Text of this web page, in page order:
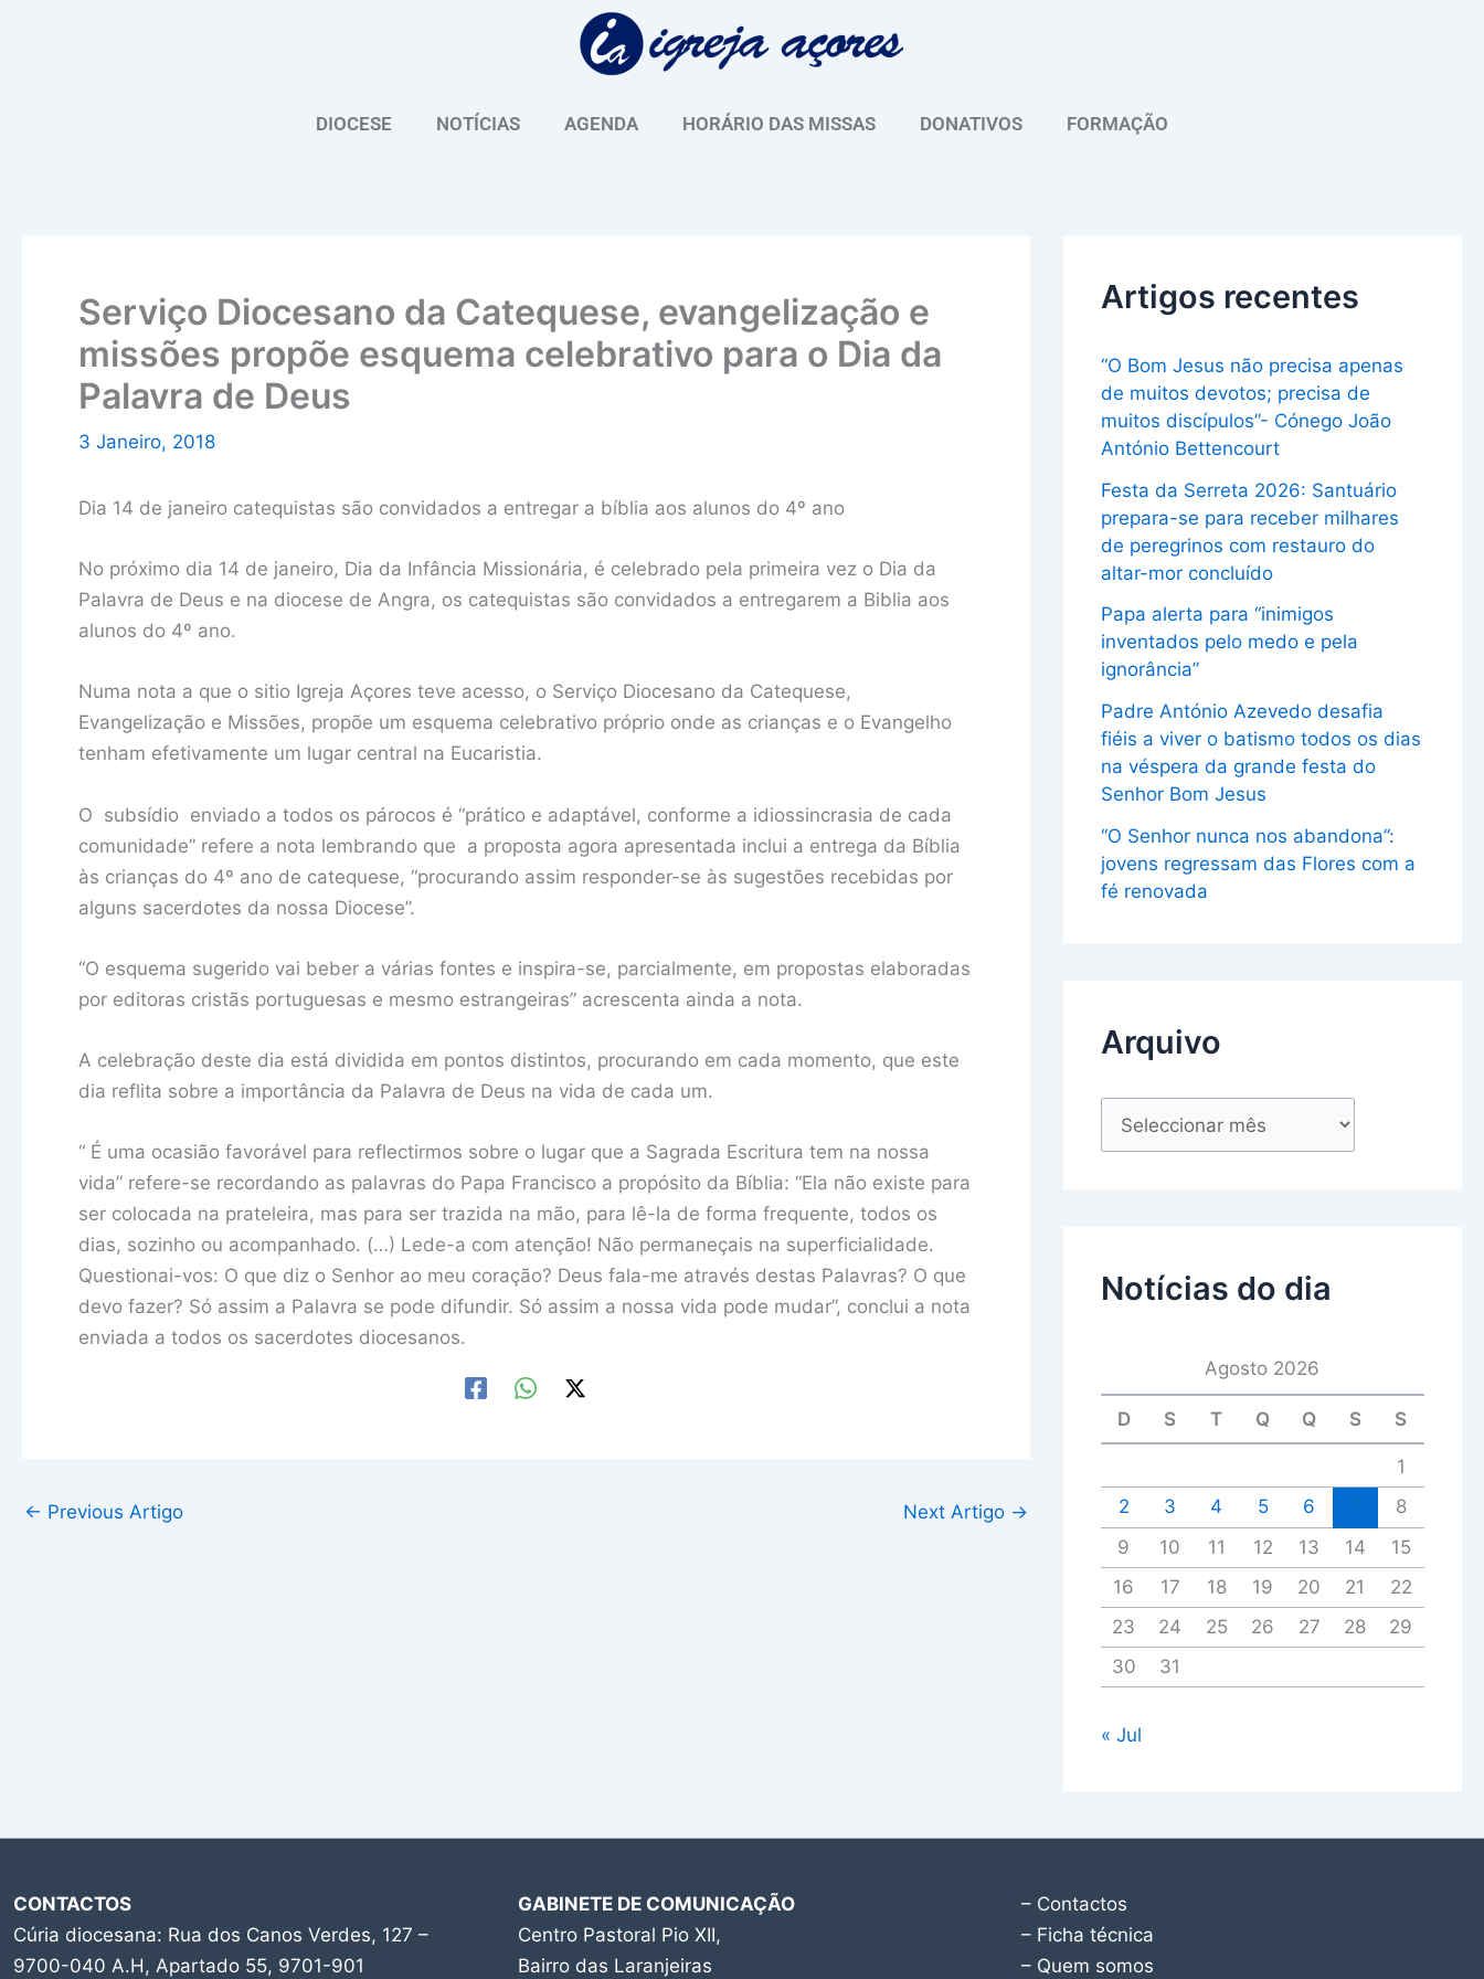
DIOCESE NOTÍCIAS AGENDA HORÁRIO DAS MISSAS DONATIVOS FORMAÇÃO
Serviço Diocesano da Catequese, evangelização e
missões propõe esquema celebrativo para o Dia da
Palavra de Deus
3 Janeiro, 2018
Dia 14 de janeiro catequistas são convidados a entregar a bíblia aos alunos do 4º ano
No próximo dia 14 de janeiro, Dia da Infância Missionária, é celebrado pela primeira vez o Dia da
Palavra de Deus e na diocese de Angra, os catequistas são convidados a entregarem a Biblia aos
alunos do 4º ano.
Numa nota a que o sitio Igreja Açores teve acesso, o Serviço Diocesano da Catequese,
Evangelização e Missões, propõe um esquema celebrativo próprio onde as crianças e o Evangelho
tenham efetivamente um lugar central na Eucaristia.
O subsídio enviado a todos os párocos é “prático e adaptável, conforme a idiossincrasia de cada
comunidade” refere a nota lembrando que a proposta agora apresentada inclui a entrega da Bíblia
às crianças do 4º ano de catequese, “procurando assim responder-se às sugestões recebidas por
alguns sacerdotes da nossa Diocese”.
“O esquema sugerido vai beber a várias fontes e inspira-se, parcialmente, em propostas elaboradas
por editoras cristãs portuguesas e mesmo estrangeiras” acrescenta ainda a nota.
A celebração deste dia está dividida em pontos distintos, procurando em cada momento, que este
dia reflita sobre a importância da Palavra de Deus na vida de cada um.
“ É uma ocasião favorável para reflectirmos sobre o lugar que a Sagrada Escritura tem na nossa
vida” refere-se recordando as palavras do Papa Francisco a propósito da Bíblia: “Ela não existe para
ser colocada na prateleira, mas para ser trazida na mão, para lê-la de forma frequente, todos os
dias, sozinho ou acompanhado. (…) Lede-a com atenção! Não permaneçais na superficialidade.
Questionai-vos: O que diz o Senhor ao meu coração? Deus fala-me através destas Palavras? O que
devo fazer? Só assim a Palavra se pode difundir. Só assim a nossa vida pode mudar”, conclui a nota
enviada a todos os sacerdotes diocesanos.
← Previous Artigo Next Artigo →
Artigos recentes
“O Bom Jesus não precisa apenas
de muitos devotos; precisa de
muitos discípulos”- Cónego João
António Bettencourt
Festa da Serreta 2026: Santuário
prepara-se para receber milhares
de peregrinos com restauro do
altar-mor concluído
Papa alerta para “inimigos
inventados pelo medo e pela
ignorância”
Padre António Azevedo desafia
fiéis a viver o batismo todos os dias
na véspera da grande festa do
Senhor Bom Jesus
“O Senhor nunca nos abandona”:
jovens regressam das Flores com a
fé renovada
Arquivo
u
Notícias do dia
Agosto 2026
D S T Q Q S S
1
2
3 4 5 6
8
9
10 11 12 13 14
15
16
17 18 19 20 21
22
23
24 25 26 27 28
29
30
31
« Jul
CONTACTOS
Cúria diocesana: Rua dos Canos Verdes, 127 –
9700-040 A.H, Apartado 55, 9701-901
GABINETE DE COMUNICAÇÃO
Centro Pastoral Pio XII,
Bairro das Laranjeiras
– Contactos
– Ficha técnica
– Quem somos